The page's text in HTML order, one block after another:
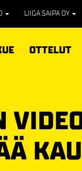
LIIGA SAIPA OY
OTTELUT